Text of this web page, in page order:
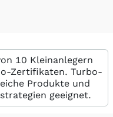
10 Kleinanlegern
Zertifikaten. Turbo-
Produkte und
geeignet.